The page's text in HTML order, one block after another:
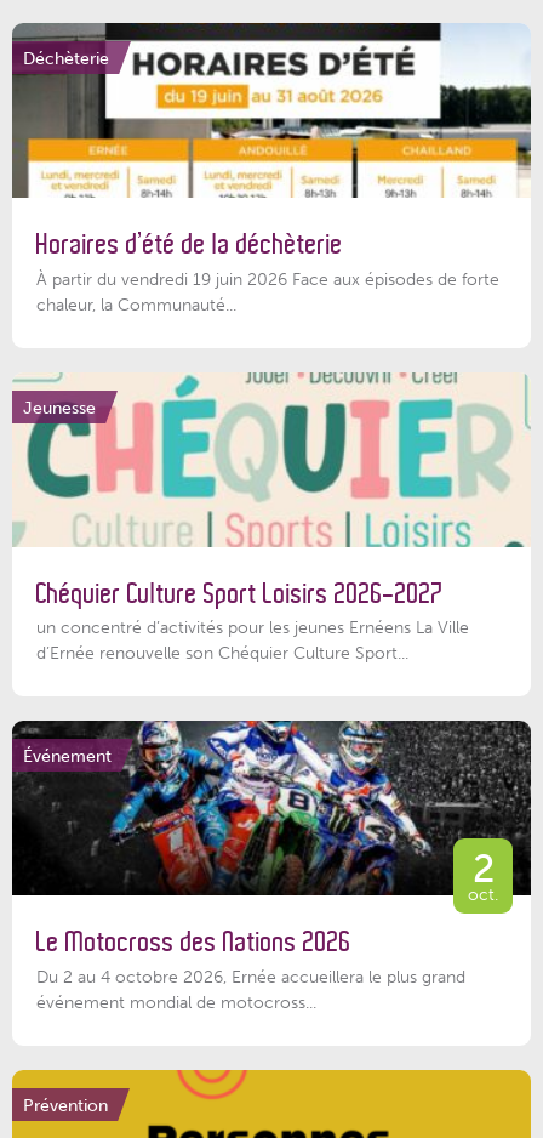
Déchèterie
Horaires d’été de la déchèterie
À partir du vendredi 19 juin 2026 Face aux épisodes de forte
chaleur, la Communauté...
Jeunesse
Chéquier Culture Sport Loisirs 2026-2027
un concentré d’activités pour les jeunes Ernéens La Ville
d’Ernée renouvelle son Chéquier Culture Sport...
Événement
2
oct.
Le Motocross des Nations 2026
Du 2 au 4 octobre 2026, Ernée accueillera le plus grand
événement mondial de motocross...
Prévention